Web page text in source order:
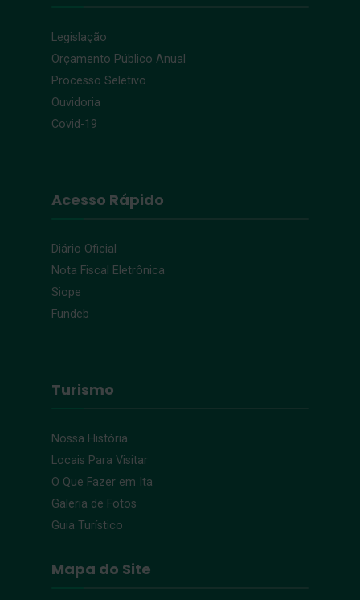
Legislação
Orçamento Público Anual
Processo Seletivo
Ouvidoria
Covid-19
Acesso Rápido
Diário Oficial
Nota Fiscal Eletrônica
Siope
Fundeb
Turismo
Nossa História
Locais Para Visitar
O Que Fazer em Ita
Galeria de Fotos
Guia Turístico
Mapa do Site